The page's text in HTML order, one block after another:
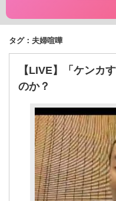
タグ：夫婦喧嘩
【LIVE】「ケンカ
のか？